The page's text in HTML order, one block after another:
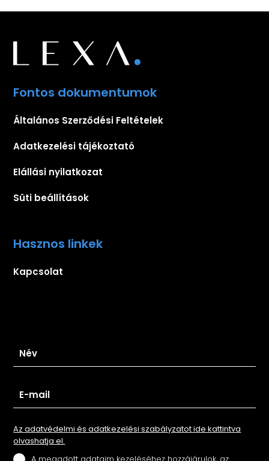
Fontos dokumentumok
Általános Szerződési Feltételek
Adatkezelési tájékoztató
Elállási nyilatkozat
Süti beállítások
Hasznos linkek
Kapcsolat
Az adatvédelmi és adatkezelési szabályzatot ide kattintva
olvashatja el.
A megadott adataim kezeléséhez hozzájárulok, az